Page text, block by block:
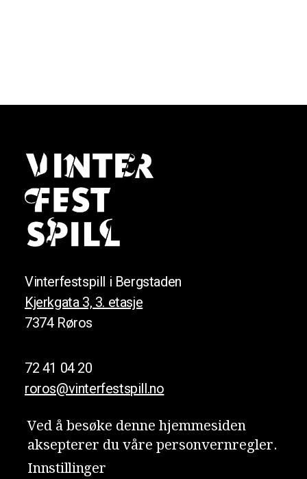
Vinterfestspill i Bergstaden
Kjerkgata 3, 3. etasje
7374 Røros
72 41 04 20
roros@vinterfestspill.no
Meld deg på nyhetsbrevet vårt!
Personvern
Ved å besøke denne hjemmesiden
aksepterer du våre person­vern­regler.
Innstillinger